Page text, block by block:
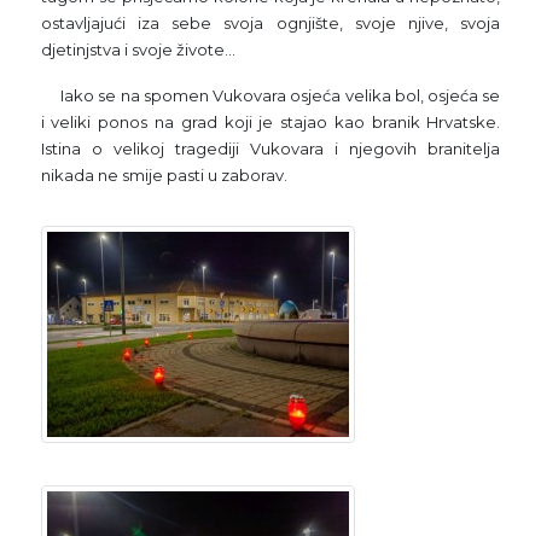
ostavljajući iza sebe svoja ognjište, svoje njive, svoja
djetinjstva i svoje živote…
Iako se na spomen Vukovara osjeća velika bol, osjeća se
i veliki ponos na grad koji je stajao kao branik Hrvatske.
Istina o velikoj tragediji Vukovara i njegovih branitelja
nikada ne smije pasti u zaborav.